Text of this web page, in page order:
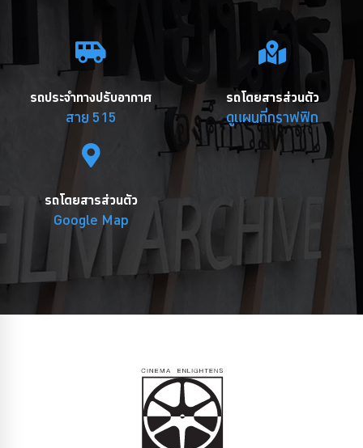
รถประจำทางปรับอากาศ
สาย 515
รถโดยสารส่วนตัว
ดูแผนที่กราฟฟิก
รถโดยสารส่วนตัว
Google Map